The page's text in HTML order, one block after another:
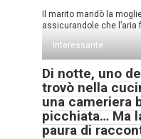
Il marito mandò la
assicurandole che l’aria
Interessante
Di notte, uno
trovò nella
una cameriera
picchiata… Ma
paura di